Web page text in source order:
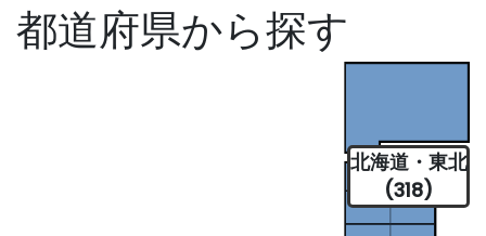
都道府県から探す
北海道・東北
(318)